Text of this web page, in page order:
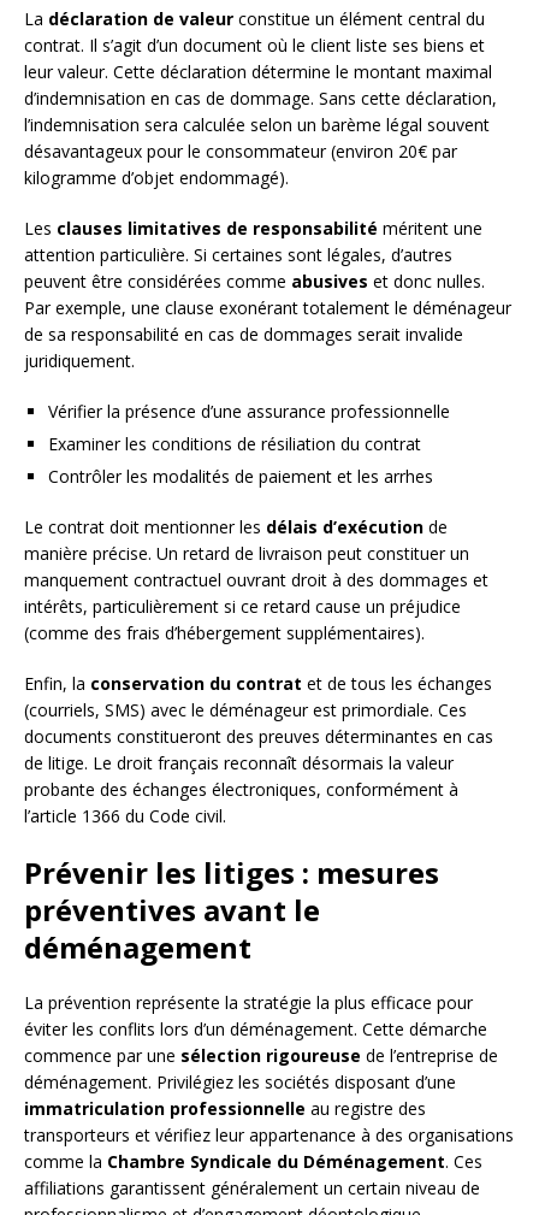
La déclaration de valeur constitue un élément central du
contrat. Il s’agit d’un document où le client liste ses biens et
leur valeur. Cette déclaration détermine le montant maximal
d’indemnisation en cas de dommage. Sans cette déclaration,
l’indemnisation sera calculée selon un barème légal souvent
désavantageux pour le consommateur (environ 20€ par
kilogramme d’objet endommagé).
Les clauses limitatives de responsabilité méritent une
attention particulière. Si certaines sont légales, d’autres
peuvent être considérées comme abusives et donc nulles.
Par exemple, une clause exonérant totalement le déménageur
de sa responsabilité en cas de dommages serait invalide
juridiquement.
Vérifier la présence d’une assurance professionnelle
Examiner les conditions de résiliation du contrat
Contrôler les modalités de paiement et les arrhes
Le contrat doit mentionner les délais d’exécution de
manière précise. Un retard de livraison peut constituer un
manquement contractuel ouvrant droit à des dommages et
intérêts, particulièrement si ce retard cause un préjudice
(comme des frais d’hébergement supplémentaires).
Enfin, la conservation du contrat et de tous les échanges
(courriels, SMS) avec le déménageur est primordiale. Ces
documents constitueront des preuves déterminantes en cas
de litige. Le droit français reconnaît désormais la valeur
probante des échanges électroniques, conformément à
l’article 1366 du Code civil.
Prévenir les litiges : mesures
préventives avant le
déménagement
La prévention représente la stratégie la plus efficace pour
éviter les conflits lors d’un déménagement. Cette démarche
commence par une sélection rigoureuse de l’entreprise de
déménagement. Privilégiez les sociétés disposant d’une
immatriculation professionnelle au registre des
transporteurs et vérifiez leur appartenance à des organisations
comme la Chambre Syndicale du Déménagement. Ces
affiliations garantissent généralement un certain niveau de